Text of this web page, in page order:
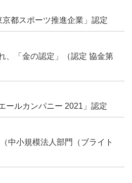
都スポーツ推進企業」認定
、「金の認定」（認定 協金第
ールカンパニー 2021」認定
中小規模法人部門（ブライト